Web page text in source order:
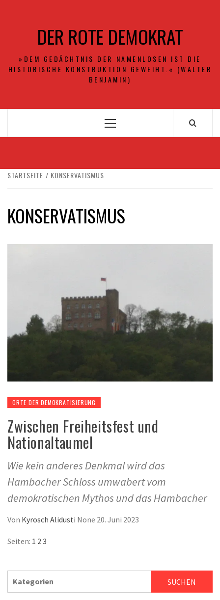
DER ROTE DEMOKRAT
»DEM GEDÄCHTNIS DER NAMENLOSEN IST DIE
HISTORISCHE KONSTRUKTION GEWEIHT.« (WALTER
BENJAMIN)
Primäres
STARTSEITE KONSERVATISMUS
KONSERVATISMUS
ORTE DER DEMOKRATISIERUNG
Zwischen Freiheitsfest und
Nationaltaumel
Wie kein anderes Denkmal wird das
Hambacher Schloss umwabert vom
demokratischen Mythos und das Hambacher
Von Kyrosch Alidusti None 20. Juni 2023
Seiten: 1 23
SUCHEN SUCHEN